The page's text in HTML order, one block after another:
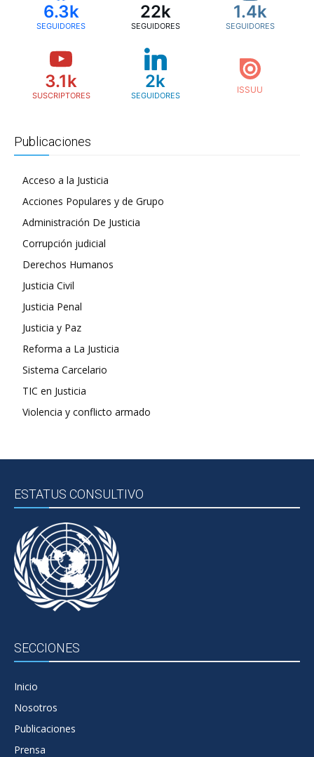
6.3k
SEGUIDORES
22k
SEGUIDORES
1.4k
SEGUIDORES
3.1k
SUSCRIPTORES
2k
SEGUIDORES
Publicaciones
Acceso a la Justicia
Acciones Populares y de Grupo
Administración De Justicia
Corrupción judicial
Derechos Humanos
Justicia Civil
Justicia Penal
Justicia y Paz
Reforma a La Justicia
Sistema Carcelario
TIC en Justicia
Violencia y conflicto armado
ESTATUS CONSULTIVO
SECCIONES
Inicio
Nosotros
Publicaciones
Prensa